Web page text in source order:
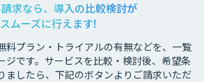
求なら、導入の比較検討が
スムーズに行えます!
料プラン・トライアルの有無などを、一覧
ジです。サービスを比較・検討後、希望条
ましたら、下記のボタンよりご請求いただ